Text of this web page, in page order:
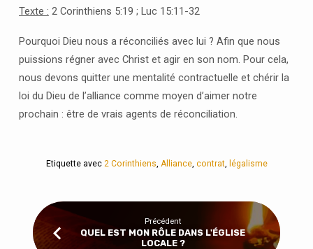
Texte : 2 Corinthiens 5:19 ; Luc 15:11-32
Pourquoi Dieu nous a réconciliés avec lui ? Afin que nous
puissions régner avec Christ et agir en son nom. Pour cela,
nous devons quitter une mentalité contractuelle et chérir la
loi du Dieu de l’alliance comme moyen d’aimer notre
prochain : être de vrais agents de réconciliation.
Etiquette avec 2 Corinthiens, Alliance, contrat, légalisme
Précédent
QUEL EST MON RÔLE DANS L'ÉGLISE
LOCALE ?